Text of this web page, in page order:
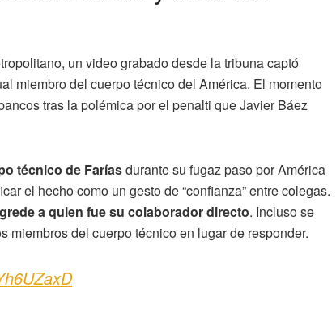
un video grabado desde la tribuna captó
miembro del cuerpo técnico del América. El momento
tras la polémica por el penalti que Javier Báez
técnico de Faríasdurante su fugaz paso por América
el hecho como un gesto de “confianza” entre colegas.
a quien fue su colaborador directo. Incluso se
miembros del cuerpo técnico en lugar de responder.